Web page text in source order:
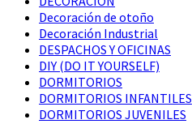
Decoración de otoño
Decoración Industrial
DESPACHOS Y OFICINAS
DIY (DO IT YOURSELF)
DORMITORIOS
DORMITORIOS INFANTILES
DORMITORIOS JUVENILES